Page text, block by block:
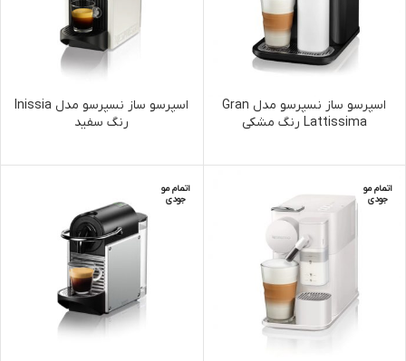
اسپرسو ساز نسپرسو مدل Gran
Lattissima رنگ مشکی
اسپرسو ساز نسپرسو مدل Inissia
رنگ سفید
اتمام مو
جودی
اتمام مو
جودی